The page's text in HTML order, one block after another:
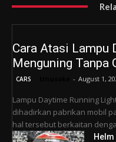
Cara Atasi Lampu
Menguning Tanpa
CARS - August 1,
Lampu Daytime Running
dihadirkan pabrikan mobil
hal tersebut berkaitan
Helm